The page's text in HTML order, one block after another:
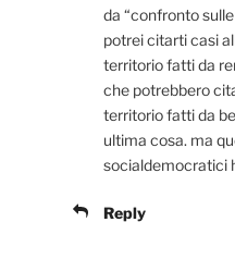
da “confronto
potrei citarti casi
territorio fatti da
che potrebbero
territorio fatti da
ultima cosa. ma
socialdemocratici
Reply